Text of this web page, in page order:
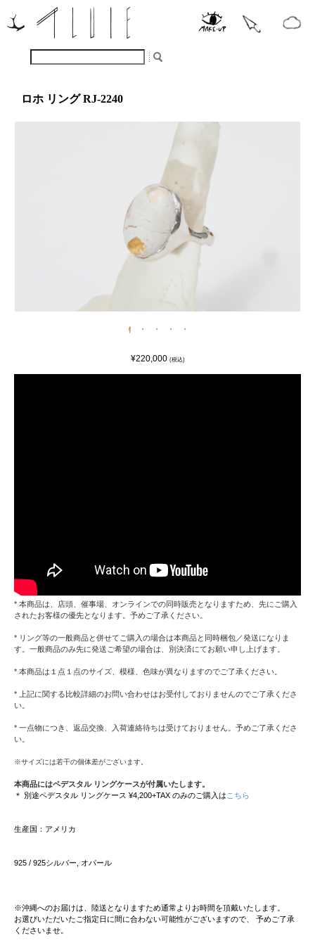
ロホ リング RJ-2240
¥220,000 (税込)
* 本商品は、店頭、催事場、オンラインでの同時販売となりますため、先にご購入
されたお客様の優先となります。予めご了承ください。
* リング等の一般商品と併せてご購入の場合は本商品と同時梱包／発送になりま
す。一般商品のみ先に発送ご希望の場合は、別決済にてお願い申し上げます。
* 本商品は１点１点のサイズ、模様、色味が異なりますのでご了承ください。
* 上記に関する比較詳細のお問い合わせはお受付しておりませんのでご了承くださ
い。
* 一点物につき、返品交換、入荷連絡待ちは受けておりません。予めご了承くださ
い。
※サイズには若干の個体差がございます。
本商品にはペデスタル リングケースが付属いたします。
＊ 別途ペデスタル リングケース ¥4,200+TAX のみのご購入は こちら
生産国：アメリカ
925 / 925シルバー, オパール
※沖縄へのお届けは、陸送となりますため通常よりお時間を頂戴いたします。
お選びいただいたご指定日に間に合わない可能性がございますので、 予めご了承
くださいませ。